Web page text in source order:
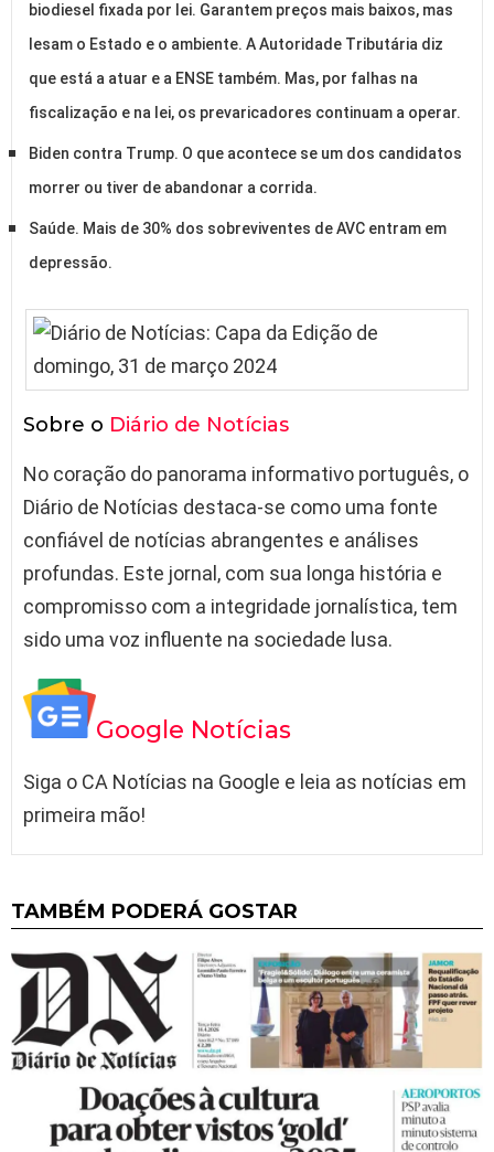
biodiesel fixada por lei. Garantem preços mais baixos, mas
lesam o Estado e o ambiente. A Autoridade Tributária diz
que está a atuar e a ENSE também. Mas, por falhas na
fiscalização e na lei, os prevaricadores continuam a operar.
Biden contra Trump. O que acontece se um dos candidatos
morrer ou tiver de abandonar a corrida.
Saúde. Mais de 30% dos sobreviventes de AVC entram em
depressão.
Sobre o Diário de Notícias
No coração do panorama informativo português, o
Diário de Notícias destaca-se como uma fonte
confiável de notícias abrangentes e análises
profundas. Este jornal, com sua longa história e
compromisso com a integridade jornalística, tem
sido uma voz influente na sociedade lusa.
Google Notícias
Siga o CA Notícias na Google e leia as notícias em
primeira mão!
TAMBÉM PODERÁ GOSTAR